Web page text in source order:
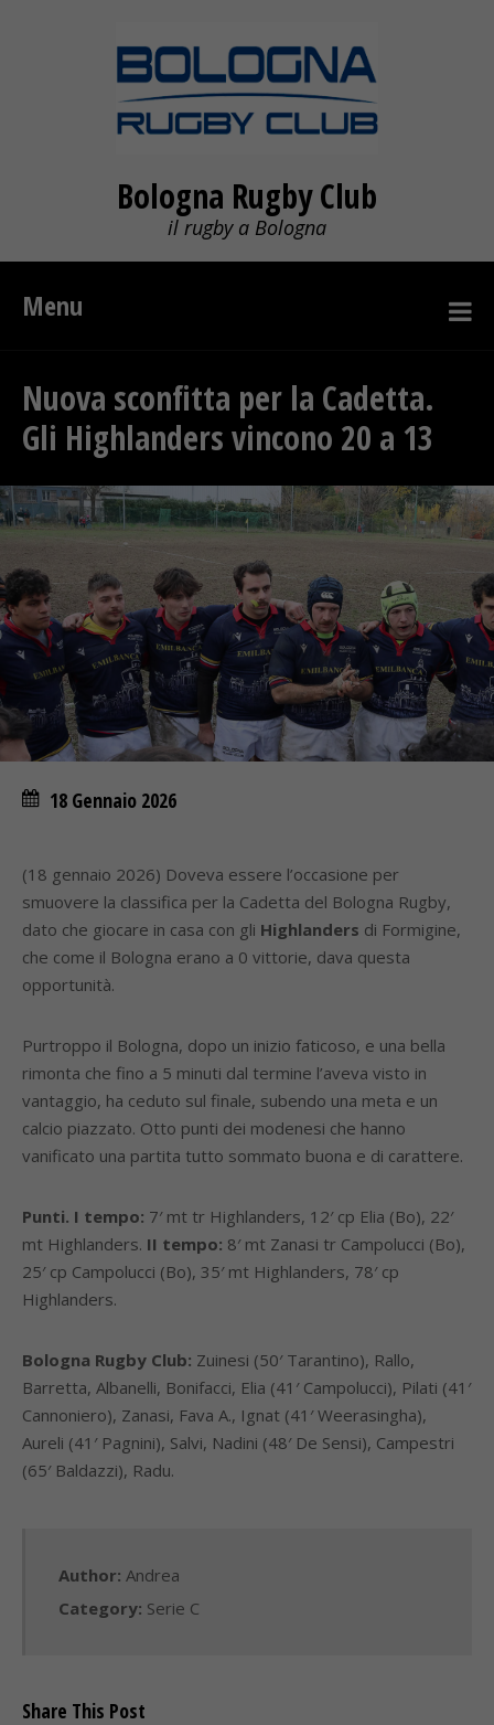
Bologna Rugby Club
il rugby a Bologna
Menu
Nuova sconfitta per la Cadetta.
Gli Highlanders vincono 20 a 13
18 Gennaio 2026
(18 gennaio 2026) Doveva essere l’occasione per
smuovere la classifica per la Cadetta del Bologna Rugby,
dato che giocare in casa con gli Highlanders di Formigine,
che come il Bologna erano a 0 vittorie, dava questa
opportunità.
Purtroppo il Bologna, dopo un inizio faticoso, e una bella
rimonta che fino a 5 minuti dal termine l’aveva visto in
vantaggio, ha ceduto sul finale, subendo una meta e un
calcio piazzato. Otto punti dei modenesi che hanno
vanificato una partita tutto sommato buona e di carattere.
Punti. I tempo: 7′ mt tr Highlanders, 12′ cp Elia (Bo), 22′
mt Highlanders. II tempo: 8′ mt Zanasi tr Campolucci (Bo),
25′ cp Campolucci (Bo), 35′ mt Highlanders, 78′ cp
Highlanders.
Bologna Rugby Club: Zuinesi (50′ Tarantino), Rallo,
Barretta, Albanelli, Bonifacci, Elia (41′ Campolucci), Pilati (41′
Cannoniero), Zanasi, Fava A., Ignat (41′ Weerasingha),
Aureli (41′ Pagnini), Salvi, Nadini (48′ De Sensi), Campestri
(65′ Baldazzi), Radu.
Author: Andrea
Category: Serie C
Share This Post